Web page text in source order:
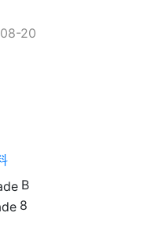
20
B
8